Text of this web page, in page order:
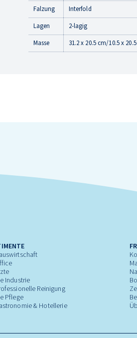
Falzung
Interfold
Lagen
2-lagig
Masse
31.2 x 20.5 cm/10.5 x
Industrie
Reinigung
Pflege
& Hotellerie